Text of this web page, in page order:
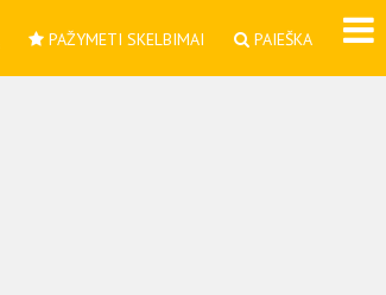
PAŽYMETI SKELBIMAI PAIEŠKA